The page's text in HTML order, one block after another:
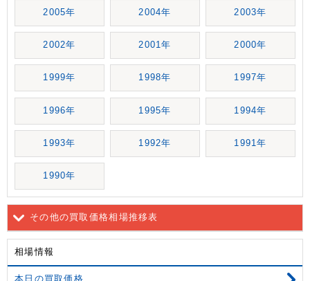
2005年 2004年 2003年
2002年 2001年 2000年
1999年 1998年 1997年
1996年 1995年 1994年
1993年 1992年 1991年
1990年
その他の買取価格相場推移表
相場情報
本日の買取価格